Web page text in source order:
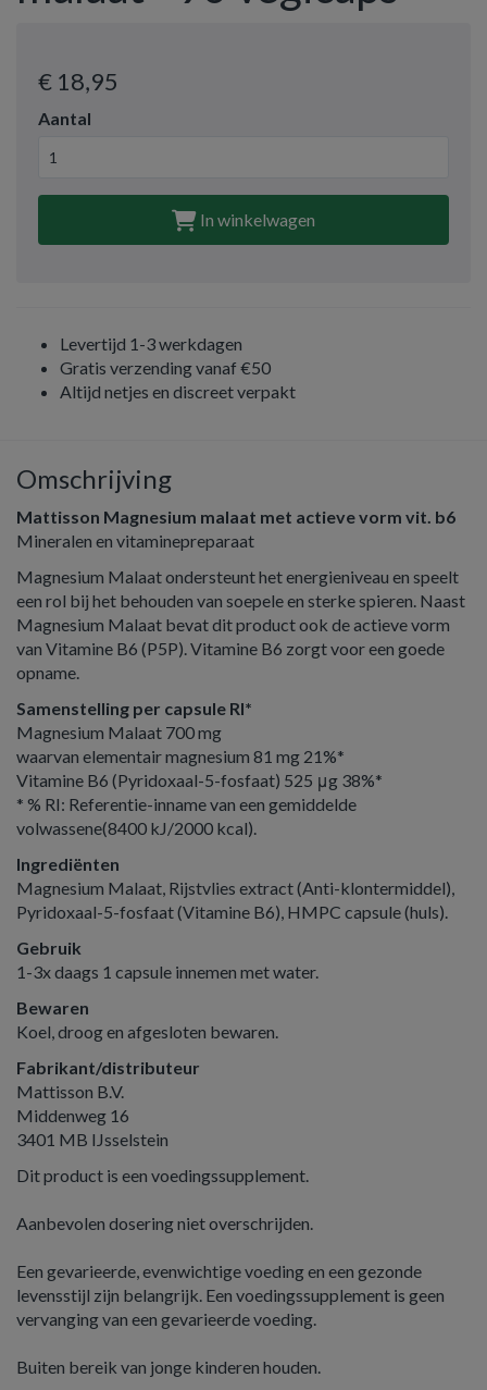
€ 18,95
Aantal
In winkelwagen
Levertijd 1-3 werkdagen
Gratis verzending vanaf €50
Altijd netjes en discreet verpakt
Omschrijving
Mattisson Magnesium malaat met actieve vorm vit. b6
Mineralen en vitaminepreparaat
Magnesium Malaat ondersteunt het energieniveau en speelt
een rol bij het behouden van soepele en sterke spieren. Naast
Magnesium Malaat bevat dit product ook de actieve vorm
van Vitamine B6 (P5P). Vitamine B6 zorgt voor een goede
opname.
Samenstelling per capsule RI*
Magnesium Malaat 700 mg
waarvan elementair magnesium 81 mg 21%*
Vitamine B6 (Pyridoxaal-5-fosfaat) 525 μg 38%*
* % RI: Referentie-inname van een gemiddelde
volwassene(8400 kJ/2000 kcal).
Ingrediënten
Magnesium Malaat, Rijstvlies extract (Anti-klontermiddel),
Pyridoxaal-5-fosfaat (Vitamine B6), HMPC capsule (huls).
Gebruik
1-3x daags 1 capsule innemen met water.
Bewaren
Koel, droog en afgesloten bewaren.
Fabrikant/distributeur
Mattisson B.V.
Middenweg 16
3401 MB IJsselstein
Dit product is een voedingssupplement.
Aanbevolen dosering niet overschrijden.
Een gevarieerde, evenwichtige voeding en een gezonde
levensstijl zijn belangrijk. Een voedingssupplement is geen
vervanging van een gevarieerde voeding.
Buiten bereik van jonge kinderen houden.